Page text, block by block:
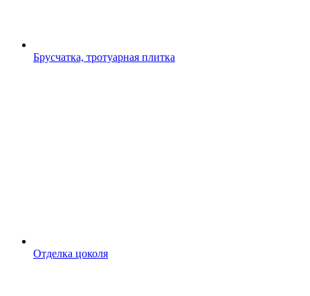
Брусчатка, тротуарная плитка
Отделка цоколя